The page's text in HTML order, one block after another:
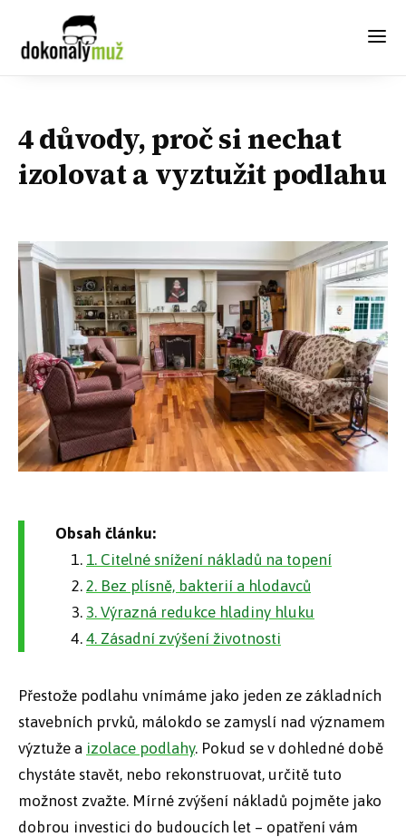
4 důvody, proč si nechat
izolovat a vyztužit podlahu
Obsah článku:
1. Citelné snížení nákladů na topení
2. Bez plísně, bakterií a hlodavců
3. Výrazná redukce hladiny hluku
4. Zásadní zvýšení životnosti
Přestože podlahu vnímáme jako jeden ze základních
stavebních prvků, málokdo se zamyslí nad významem
výztuže a izolace podlahy. Pokud se v dohledné době
chystáte stavět, nebo rekonstruovat, určitě tuto
možnost zvažte. Mírné zvýšení nákladů pojměte jako
dobrou investici do budoucích let – opatření vám